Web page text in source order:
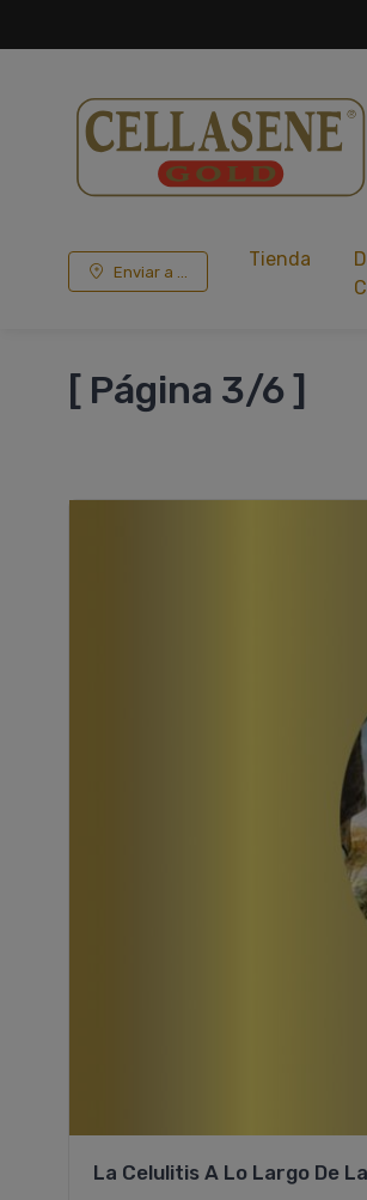
Enviar a ...
Tienda
[ Página 3/6 ]
La Celulitis A Lo Largo De